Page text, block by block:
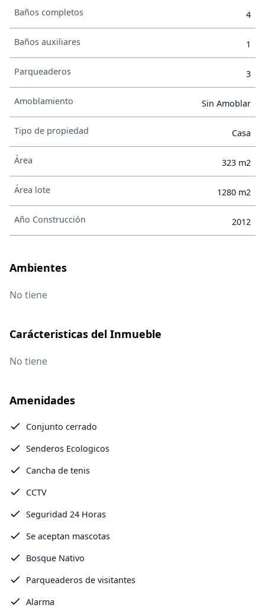
Baños completos 4
Baños auxiliares 1
Parqueaderos 3
Amoblamiento Sin Amoblar
Tipo de propiedad Casa
Área 323 m2
Área lote 1280 m2
Año Construcción 2012
Ambientes
No tiene
Carácteristicas del Inmueble
No tiene
Amenidades
Conjunto cerrado
Senderos Ecologicos
Cancha de tenis
CCTV
Seguridad 24 Horas
Se aceptan mascotas
Bosque Nativo
Parqueaderos de visitantes
Alarma